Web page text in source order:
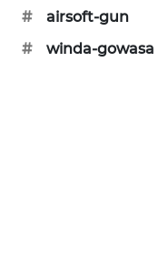
#
airsoft-gun
#
winda-gowasa
PLN
WATCH